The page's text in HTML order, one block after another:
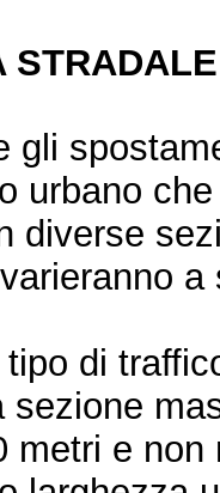
STRADALE
gli
urbano
diverse
di
sezione
metri e